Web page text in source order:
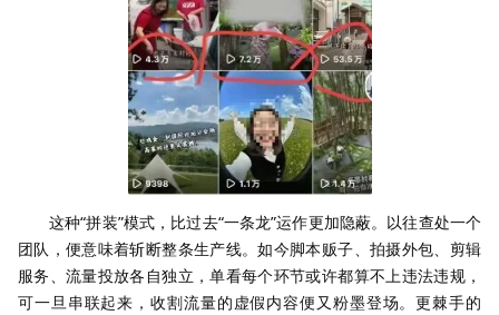
这种“拼装”模式，比过去“一条龙”运作更加隐蔽。以往查处一个
团队，便意味着斩断整条生产线。如今脚本贩子、拍摄外包、剪辑
服务、流量投放各自独立，单看每个环节或许都算不上违法违规，
可一旦串联起来，收割流量的虚假内容便又粉墨登场。更棘手的